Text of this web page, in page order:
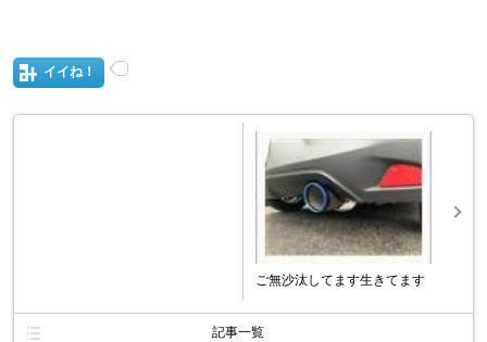
イイね！
ご無沙汰してます生きてます
記事一覧